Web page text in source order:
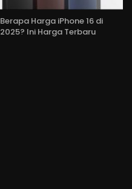
Berapa Harga iPhone 16 di
2025? Ini Harga Terbaru